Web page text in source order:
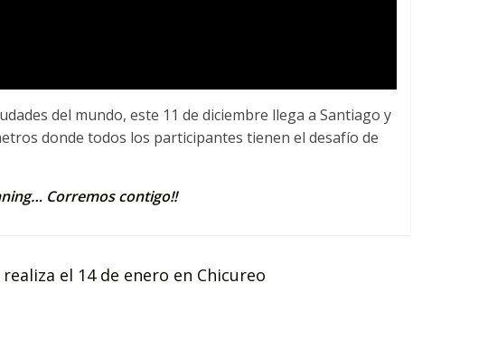
del mundo, este 11 de diciembre llega a Santiago y
donde todos los participantes tienen el desafío de
Corremos contigo!!
el 14 de enero en Chicureo